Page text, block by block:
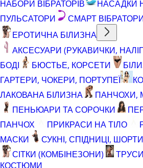
НАБОРИ ВІБРАТОРІВ
НАСАДКИ
ПУЛЬСАТОРИ
СМАРТ
ЕРОТИЧНА БІЛИЗНА
АКСЕСУАРИ (РУКАВИЧКИ,
БОДІ
БЮСТЬЕ, КОРСЕТИ
ГАРТЕРИ, ЧОКЕРИ, ПОРТУПЕЇ
ЛАКОВАНА БІЛИЗНА
ПАНЧОХИ,
ПЕНЬЮАРИ ТА СОРОЧКИ
ПАНЧОХ
ПРИКРАСИ НА ТІЛО
МАСКИ
СУКНІ, СПІДНИЦІ,
СІТКИ (КОМБІНЕЗОНИ)
КОСТЮМИ